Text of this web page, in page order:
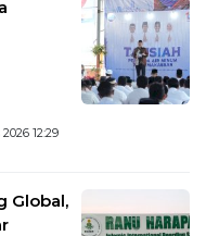
12:29
Global,